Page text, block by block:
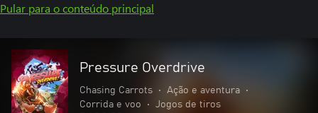
Pular para o conteúdo principal
Pressure Overdrive
Chasing Carrots • Ação e aventura
•
Corrida e voo
• Jogos de tiros